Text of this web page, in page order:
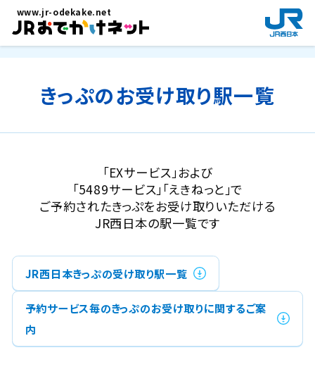
メインコンテンツにスキップ
www.jr-odekake.net
新
規
ウ
ン
ド
で
す
きっぷのお受け取り駅一覧
「EXサービス」および
「5489サービス」「えきねっと」で
ご予約されたきっぷをお受け取りいただける
JR西日本の駅一覧です
JR西日本きっぷの受け取り駅一覧
予約サービス毎のきっぷのお受け取りに関するご案
内